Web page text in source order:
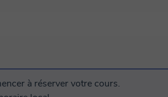
à réserver votre cours.